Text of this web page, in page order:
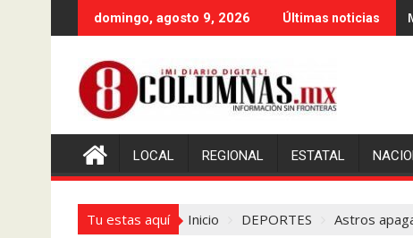
al
domingo, agosto 9, 2026 Últimas noticias
LOCAL REGIONAL ESTATAL
Tu estas aquí Inicio DEPORTES Astros